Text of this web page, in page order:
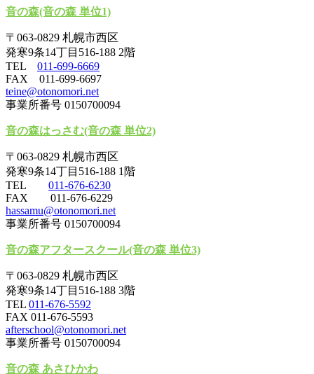
音の森(音の森 単位1)
〒063-0829 札幌市西区
発寒9条14丁目516-188 2階
TEL 011-699-6669
FAX 011-699-6697
teine@otonomori.net
事業所番号 0150700094
音の森はっさむ(音の森 単位2)
〒063-0829 札幌市西区
発寒9条14丁目516-188 1階
TEL 011-676-6230
FAX 011-676-6229
hassamu@otonomori.net
事業所番号 0150700094
音の森アフタースクール(音の森 単位3)
〒063-0829 札幌市西区
発寒9条14丁目516-188 3階
TEL 011-676-5592
FAX 011-676-5593
afterschool@otonomori.net
事業所番号 0150700094
音の森 あさひかわ